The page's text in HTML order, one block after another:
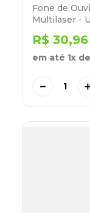
Fone de
Multilaser -
R$ 30,96
em até 1x de
－